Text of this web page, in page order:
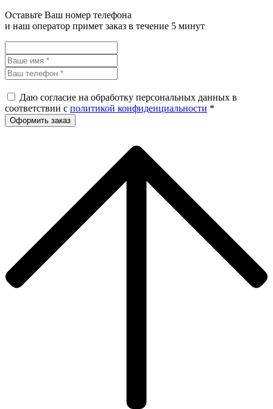
Оставьте Ваш номер телефона
и наш оператор примет заказ в течение 5 минут
Даю согласие на обработку персональных данных в
соответствии с политикой конфиденциальности *